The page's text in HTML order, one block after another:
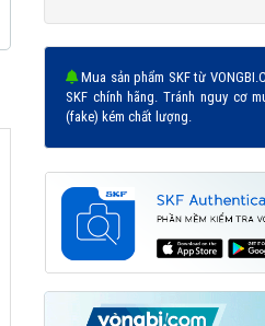
Mua sản phẩm SKF từ
SKF chính hãng. Tránh nguy cơ
(fake) kém chất lượng.